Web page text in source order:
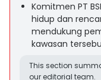
Komitmen PT
hidup dan
mendukung
kawasan
This section
our editorial team.